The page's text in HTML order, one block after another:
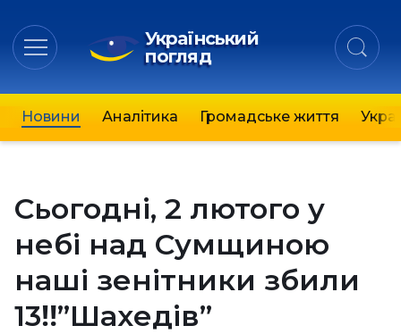
Український
погляд
Новини Аналітика Громадське життя
Сьогодні, 2 лютого у
небі над Сумщиною
наші зенітники збили
13‼️”Шахедів”